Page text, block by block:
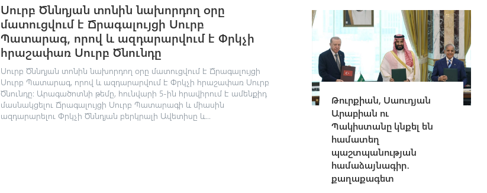
Սուրբ Ծննդյան տոնին նախորդող օրը
մատուցվում է Ճրագալույցի Սուրբ
Պատարագ, որով և ազդարարվում է Փրկչի
հրաշափառ Սուրբ Ծնունդը
Սուրբ Ծննդյան տոնին նախորդող օրը մատուցվում է Ճրագալույցի
Սուրբ Պատարագ, որով և ազդարարվում է Փրկչի հրաշափառ Սուրբ
Ծնունդը։ Արագածոտնի թեմը, հունվարի 5-ին հրավիրում է ամենքիդ
մասնակցելու Ճրագալույցի Սուրբ Պատարագի և միասին
ազդարարելու Փրկչի Ծննդյան բերկրալի Ավետիսը և...
Թուրքիան, Սաուդյան
Արաբիան ու
Պակիստանը կնքել են
համատեղ
պաշտպանության
համաձայնագիր․
քաղաքագետ